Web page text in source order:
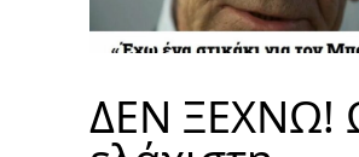
ΔΕΝ ΞΕΧΝΩ!